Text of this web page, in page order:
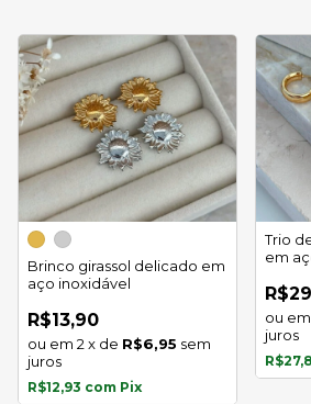
Brinco girassol delicado em
aço inoxidável
R$13,90
2 x de R$6,95 sem
juros
R$12,93 com Pix
Trio
em
juros